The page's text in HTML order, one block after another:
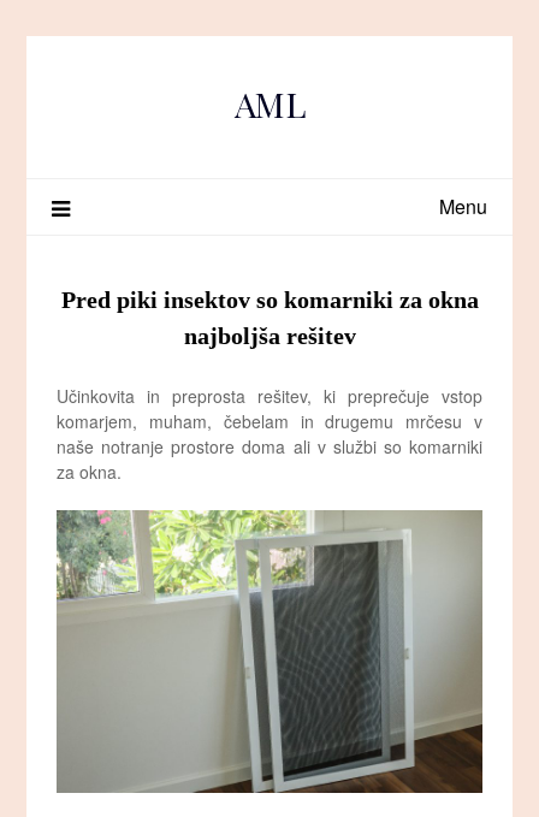
AML
Menu
Pred piki insektov so komarniki za okna
najboljša rešitev
Učinkovita in preprosta rešitev, ki preprečuje vstop
komarjem, muham, čebelam in drugemu mrčesu v
naše notranje prostore doma ali v službi so komarniki
za okna.